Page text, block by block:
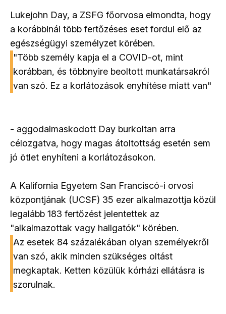
Lukejohn Day, a ZSFG főorvosa elmondta, hogy
a korábbinál több fertőzéses eset fordul elő az
egészségügyi személyzet körében.
"Több személy kapja el a COVID-ot, mint
korábban, és többnyire beoltott munkatársakról
van szó. Ez a korlátozások enyhítése miatt van"
- aggodalmaskodott Day burkoltan arra
célozgatva, hogy magas átoltottság esetén sem
jó ötlet enyhíteni a korlátozásokon.
A Kalifornia Egyetem San Franciscó-i orvosi
központjának (UCSF) 35 ezer alkalmazottja közül
legalább 183 fertőzést jelentettek az
"alkalmazottak vagy hallgatók" körében.
Az esetek 84 százalékában olyan személyekről
van szó, akik minden szükséges oltást
megkaptak. Ketten közülük kórházi ellátásra is
szorulnak.